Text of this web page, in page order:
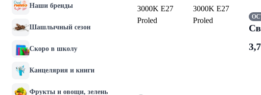
Наши бренды
Шашлычный сезон
Скоро в школу
Канцелярия и книги
Фрукты и овощи, зелень